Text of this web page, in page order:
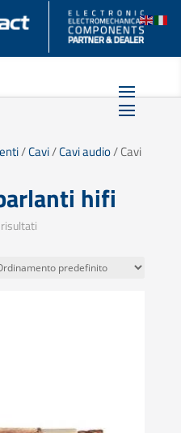
/Cavi/Cavi audio/ Cavi
hifi